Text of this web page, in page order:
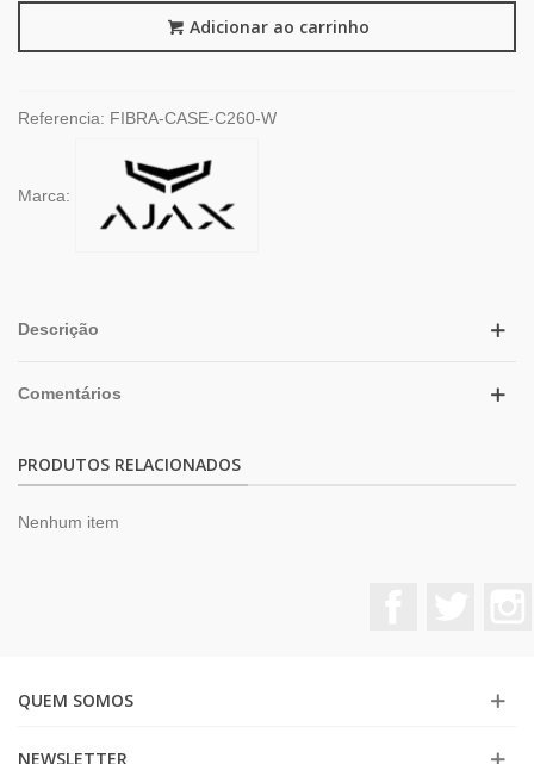
Adicionar ao carrinho
Referencia: FIBRA-CASE-C260-W
Marca:
Descrição
Comentários
PRODUTOS RELACIONADOS
Nenhum item
QUEM SOMOS
NEWSLETTER